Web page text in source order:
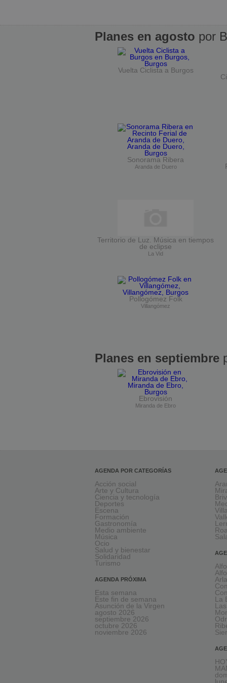
Planes en agosto por
Vuelta Ciclista a Burgos
Sonorama Ribera
Aranda de Duero
Territorio de Luz. Música en tiempos
de eclipse
La Vid
Pollogómez Folk
Villangómez
Planes en septiembre
Ebrovisión
Miranda de Ebro
AGENDA POR CATEGORÍAS
Acción social
Arte y Cultura
Ciencia y tecnología
Deportes
Escena
Formación
Gastronomía
Medio ambiente
Música
Ocio
Salud y bienestar
Solidaridad
Turismo
AGENDA PRÓXIMA
Esta semana
Este fin de semana
Asunción de la Virgen
agosto 2026
septiembre 2026
octubre 2026
noviembre 2026
La